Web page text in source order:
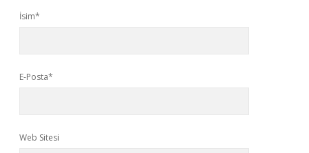
İsim*
E-Posta*
Web Sitesi